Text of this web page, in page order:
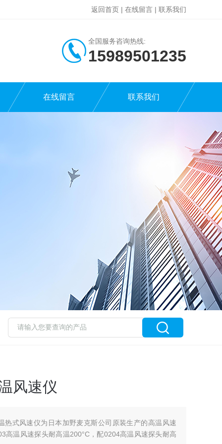
返回首页 | 在线留言 | 联系我们
全国服务咨询热线:
15989501235
在线留言 联系我们
风速仪
热式风速仪为日本加野麦克斯公司原装生产的高温风速
高温风速探头耐高温200°C，配0204高温风速探头耐高